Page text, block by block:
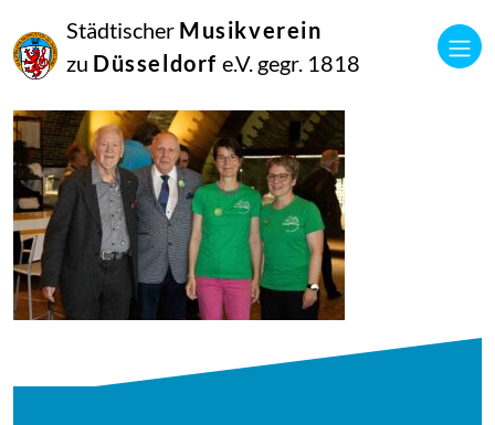
Städtischer Musikverein
zu Düsseldorf e.V. gegr. 1818
Juli
2025
Manfred Hill